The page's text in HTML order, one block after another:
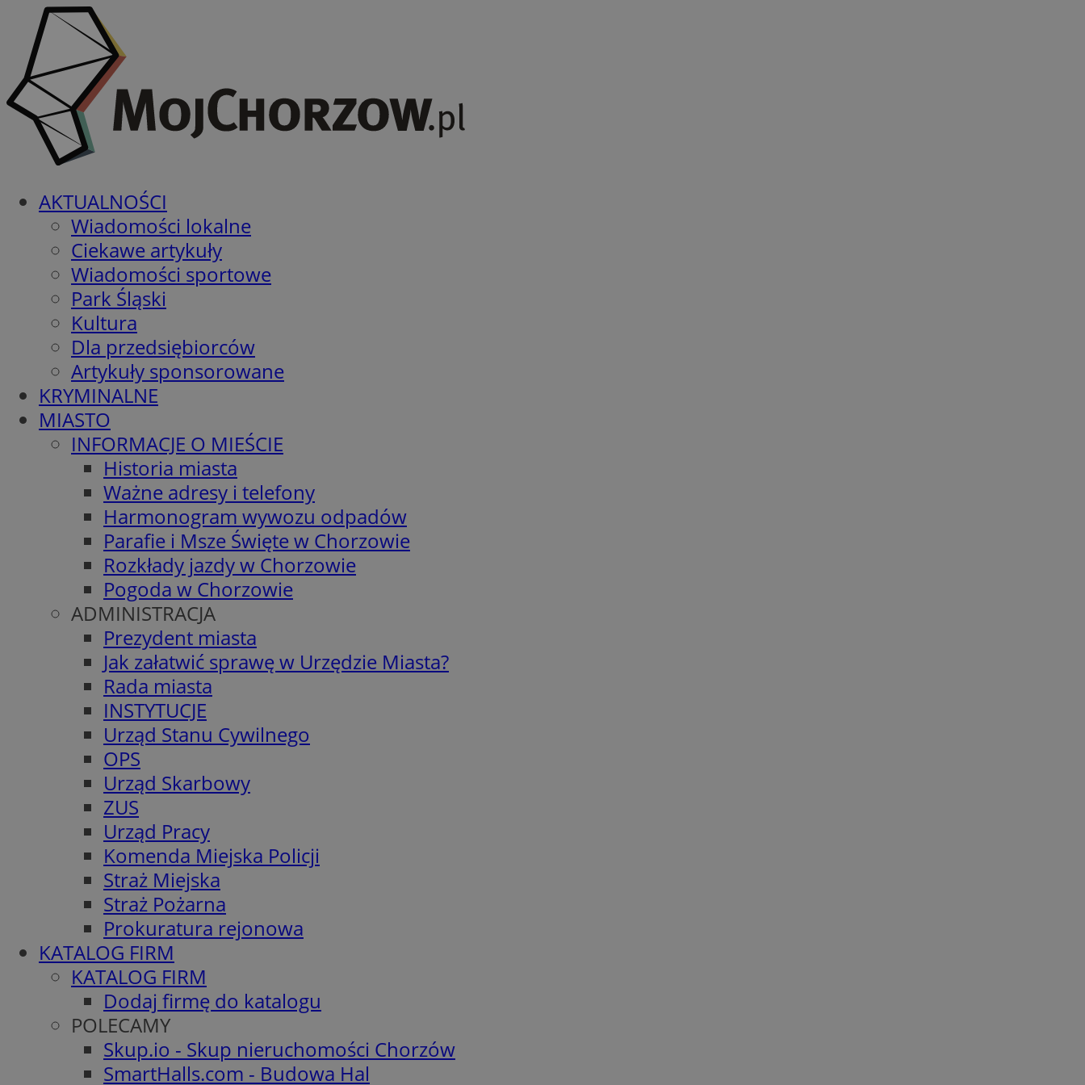
AKTUALNOŚCI
Wiadomości lokalne
Ciekawe artykuły
Wiadomości sportowe
Park Śląski
Kultura
Dla przedsiębiorców
Artykuły sponsorowane
KRYMINALNE
MIASTO
INFORMACJE O MIEŚCIE
Historia miasta
Ważne adresy i telefony
Harmonogram wywozu odpadów
Parafie i Msze Święte w Chorzowie
Rozkłady jazdy w Chorzowie
Pogoda w Chorzowie
ADMINISTRACJA
Prezydent miasta
Jak załatwić sprawę w Urzędzie Miasta?
Rada miasta
INSTYTUCJE
Urząd Stanu Cywilnego
OPS
Urząd Skarbowy
ZUS
Urząd Pracy
Komenda Miejska Policji
Straż Miejska
Straż Pożarna
Prokuratura rejonowa
KATALOG FIRM
KATALOG FIRM
Dodaj firmę do katalogu
POLECAMY
Skup.io - Skup nieruchomości Chorzów
SmartHalls.com - Budowa Hal